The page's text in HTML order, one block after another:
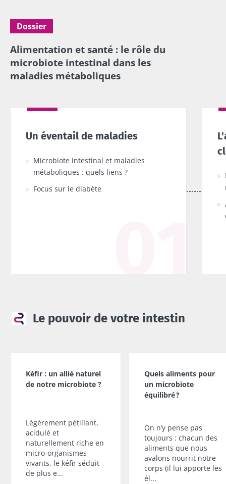
Dossier
Alimentation et santé : le rôle du
microbiote intestinal dans les
maladies métaboliques
Un éventail de maladies
Microbiote intestinal et maladies
métaboliques : quels liens ?
Focus sur le diabète
Le pouvoir de votre intestin
Kéfir : un allié naturel
de notre microbiote ?
Légèrement pétillant,
acidulé et
naturellement riche en
micro-organismes
vivants, le kéfir séduit
de plus e...
Quels aliments pour
un microbiote
équilibré ?
On n’y pense pas
toujours : chacun des
aliments que nous
avalons nourrit notre
corps (il lui apporte les
él...